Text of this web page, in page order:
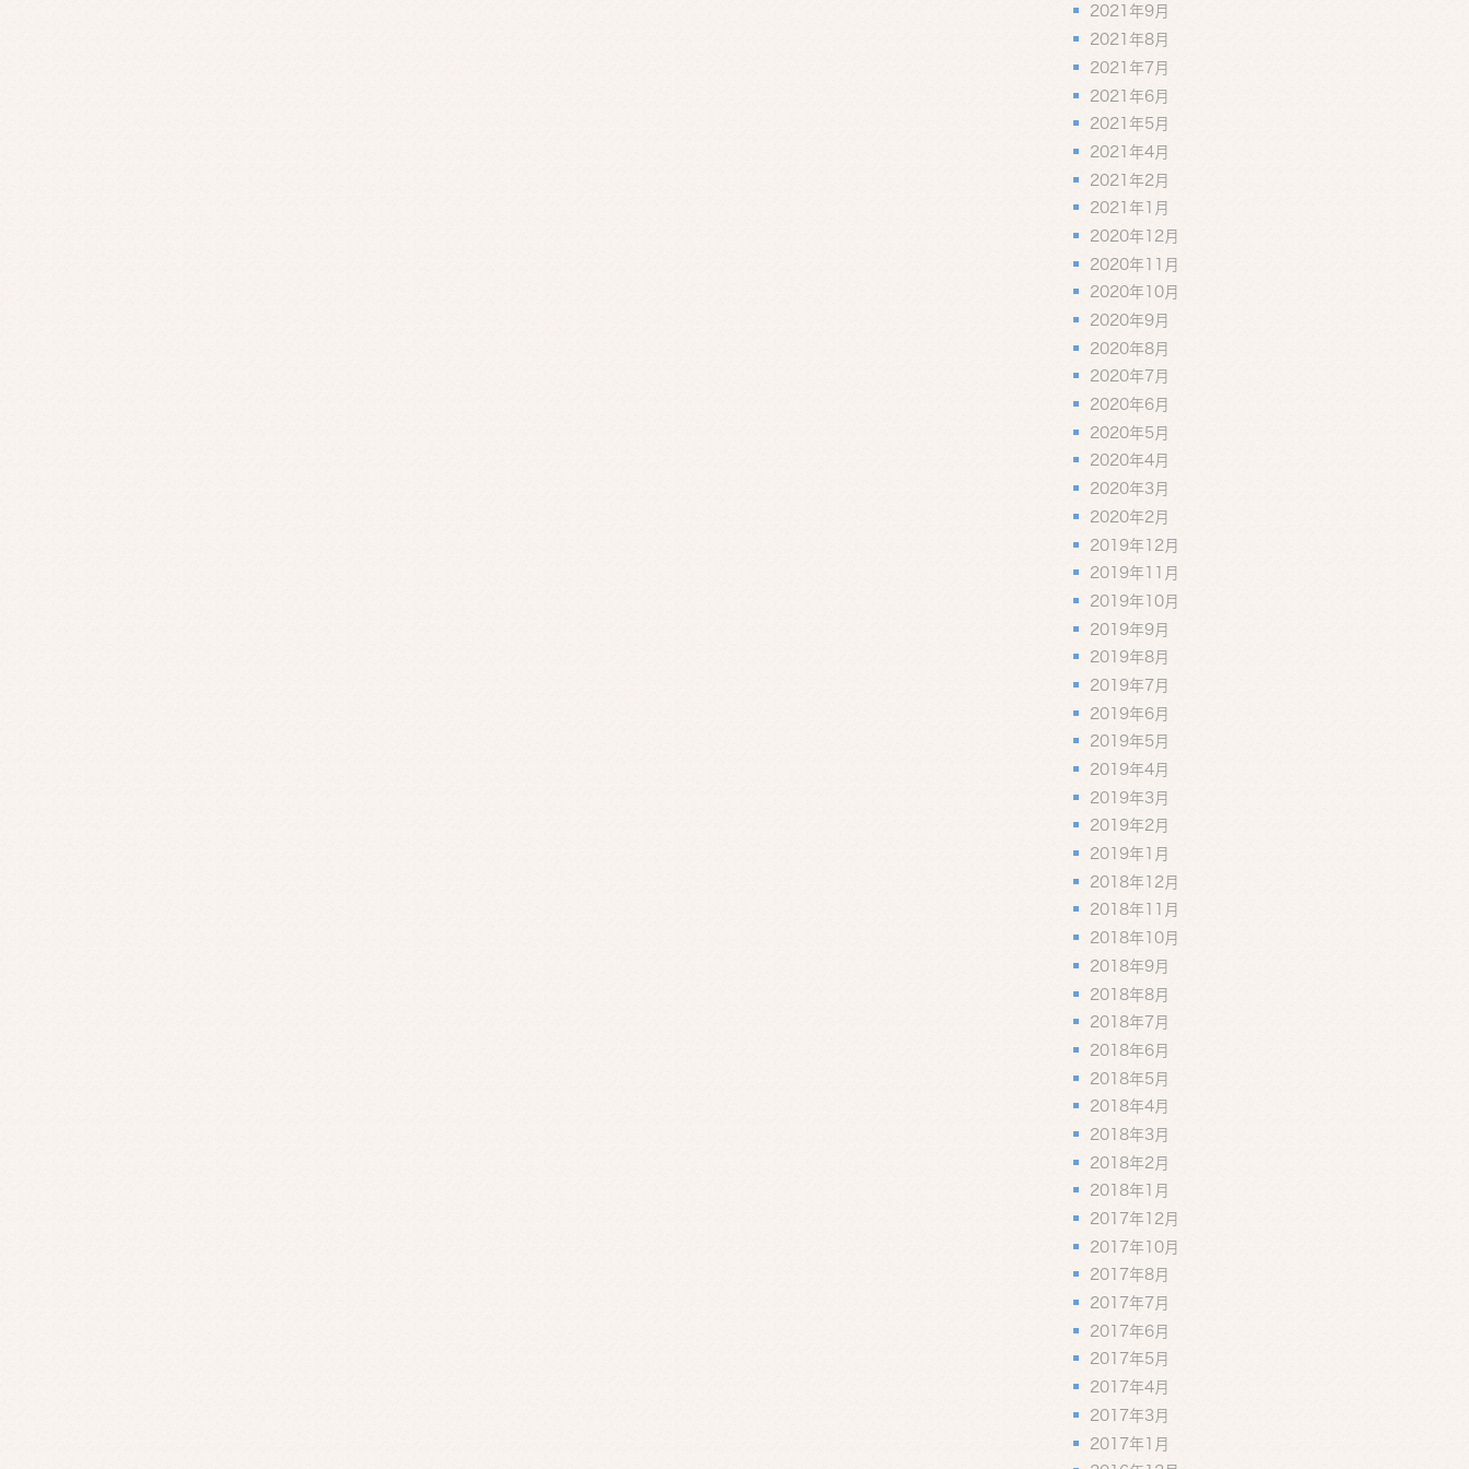
2021年9月
2021年8月
2021年7月
2021年6月
2021年5月
2021年4月
2021年2月
2021年1月
2020年12月
2020年11月
2020年10月
2020年9月
2020年8月
2020年7月
2020年6月
2020年5月
2020年4月
2020年3月
2020年2月
2019年12月
2019年11月
2019年10月
2019年9月
2019年8月
2019年7月
2019年6月
2019年5月
2019年4月
2019年3月
2019年2月
2019年1月
2018年12月
2018年11月
2018年10月
2018年9月
2018年8月
2018年7月
2018年6月
2018年5月
2018年4月
2018年3月
2018年2月
2018年1月
2017年12月
2017年10月
2017年8月
2017年7月
2017年6月
2017年5月
2017年4月
2017年3月
2017年1月